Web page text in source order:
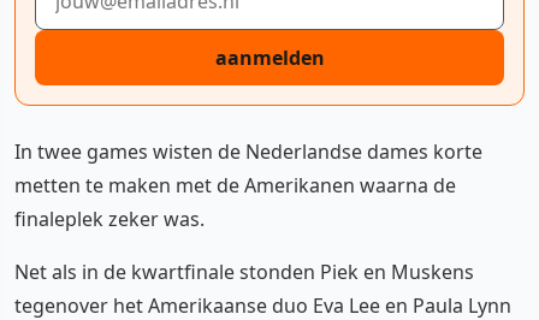
aanmelden
In twee games wisten de Nederlandse dames korte
metten te maken met de Amerikanen waarna de
finaleplek zeker was.
Net als in de kwartfinale stonden Piek en Muskens
tegenover het Amerikaanse duo Eva Lee en Paula Lynn